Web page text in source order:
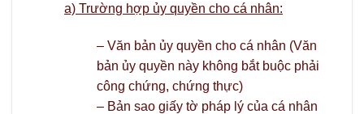
a) Trường hợp ủy quyền cho cá nhân:
– Văn bản ủy quyền cho cá nhân (Văn
bản ủy quyền này không bắt buộc phải
công chứng, chứng thực)
– Bản sao giấy tờ pháp lý của cá nhân